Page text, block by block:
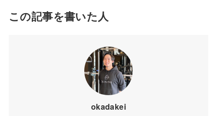
この記事を書いた人
okadakei